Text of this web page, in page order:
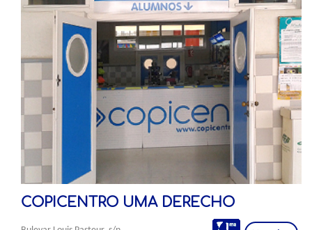
COPICENTRO UMA DERECHO